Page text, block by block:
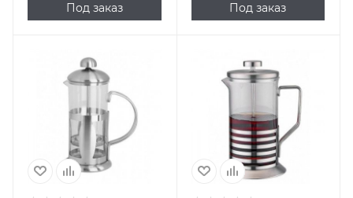
Под заказ Под заказ